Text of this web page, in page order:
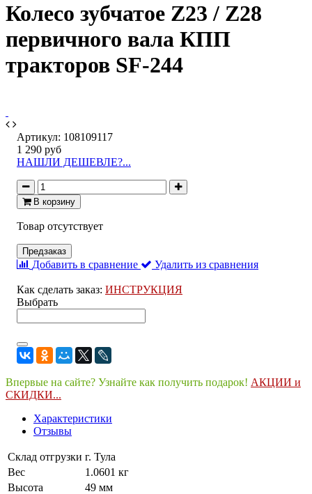
Колесо зубчатое Z23 / Z28
первичного вала КПП
тракторов SF-244
Артикул: 108109117
1 290 руб
НАШЛИ ДЕШЕВЛЕ?...
В корзину
Товар отсутствует
Предзаказ
Добавить в сравнение Удалить из сравнения
Как сделать заказ: ИНСТРУКЦИЯ
Выбрать
Впервые на сайте? Узнайте как получить подарок! АКЦИИ и
СКИДКИ...
Характеристики
Отзывы
Склад отгрузки г. Тула
Вес
1.0601 кг
Высота
49 мм